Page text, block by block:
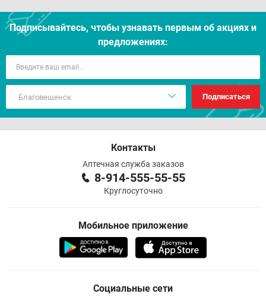
Подписывайтесь, чтобы узнавать первым об акцияx и
предложениях:
Подписаться
Контакты
Аптечная служба заказов
8-914-555-55-55
Круглосуточно
Мобильное приложение
Социальные сети